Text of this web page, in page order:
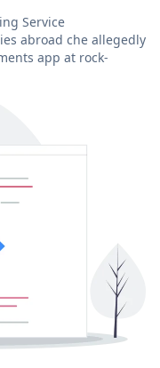
Service
abroad che allegedly
app at rock-